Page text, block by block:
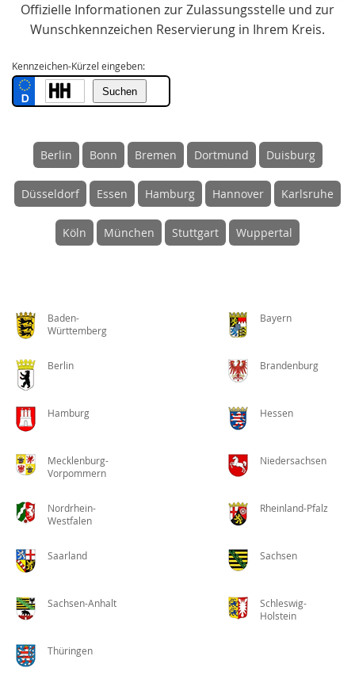
Offizielle Informationen zur Zulassungsstelle und zur
Wunschkennzeichen Reservierung in Ihrem Kreis.
Kennzeichen-Kürzel eingeben:
Berlin Bonn Bremen Dortmund Duisburg
Düsseldorf Essen Hamburg Hannover Karlsruhe
Köln München Stuttgart Wuppertal
Baden-
Württemberg
Bayern
Berlin Brandenburg
Hamburg Hessen
Mecklenburg-
Vorpommern
Niedersachsen
Nordrhein-
Westfalen
Rheinland-Pfalz
Saarland Sachsen
Sachsen-Anhalt
Schleswig-
Holstein
Thüringen